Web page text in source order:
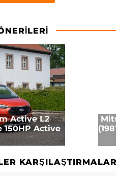
Active L2
150HP Active
(1981)
KARŞILAŞTIRMALAR